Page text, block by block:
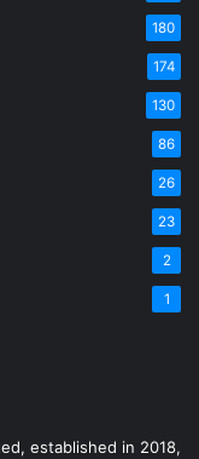
180
174
130
86
26
23
2
1
established in 2018,